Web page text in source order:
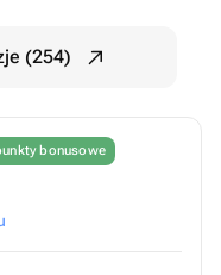
(254)
bonusowe